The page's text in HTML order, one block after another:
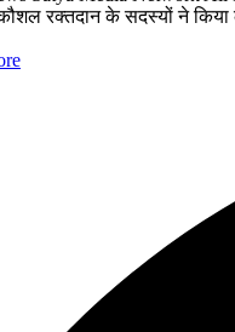
रक्तदान के सदस्यों ने